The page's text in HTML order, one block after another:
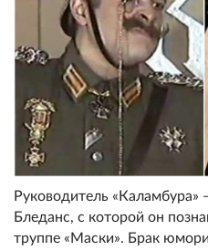
Руководитель
Бледанс, с которой он
труппе «Маски». Брак